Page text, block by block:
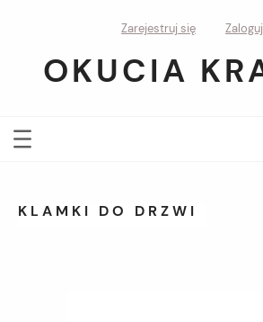
Zarejestruj się
OKUCIA
KLAMKI DO DRZWI